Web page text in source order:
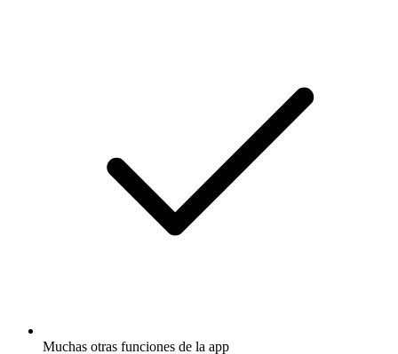
Muchas otras funciones de la app